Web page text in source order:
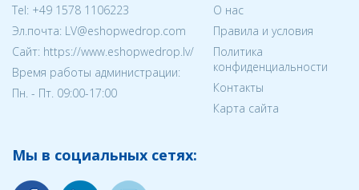
Tel: +49 1578 1106223
Эл.почта: LV@eshopwedrop.com
Cайт: https://www.eshopwedrop.lv/
Время работы администрации:
Пн. - Пт. 09:00-17:00
О нас
Правила и условия
Политика
конфиденциальности
Контакты
Карта сайта
Мы в социальных сетях: